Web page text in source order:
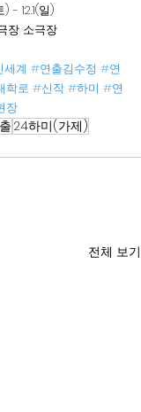
) - 12.1(일)
장 소극장
계 #연출김수정 #연
학로 #신작 #하미 #연
장
24하미(가제)
전체 보기